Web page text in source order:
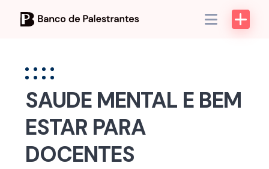
SAUDE MENTAL E BEM
ESTAR PARA
DOCENTES